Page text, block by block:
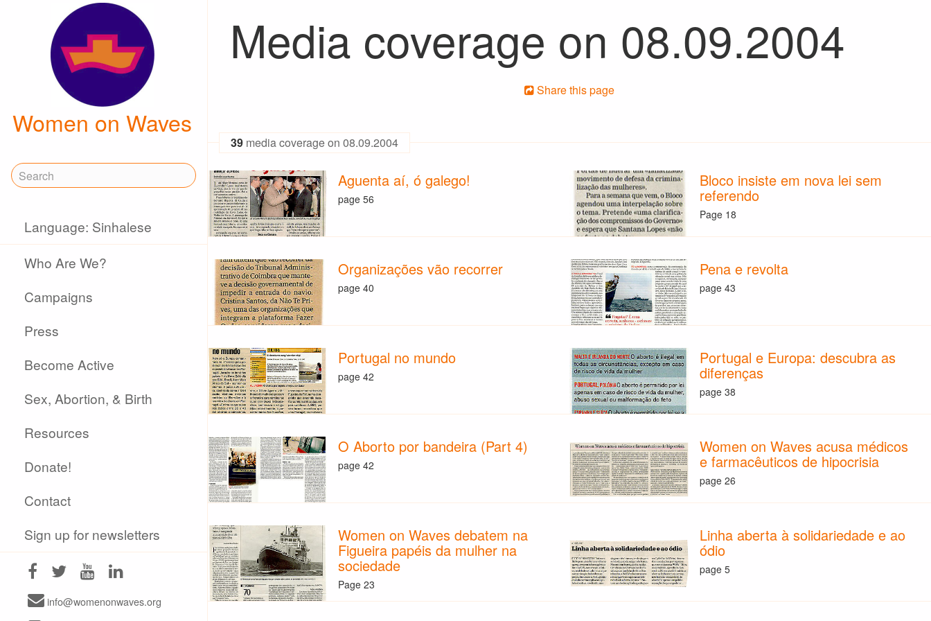
Women on Waves
Language: Sinhalese
Who Are We?
Campaigns
Press
Become Active
Sex, Abortion, & Birth
Resources
Donate!
Contact
Sign up for newsletters
info@womenonwaves.org
Media coverage on 08.09.2004
Share this page
39 media coverage on 08.09.2004
Aguenta aí, ó galego!
page 56
Bloco insiste em nova lei sem
referendo
Page 18
Organizações vão recorrer
page 40
Pena e revolta
page 43
Portugal no mundo
page 42
Portugal e Europa: descubra as
diferenças
page 38
O Aborto por bandeira (Part 4)
page 42
Women on Waves acusa médicos
e farmacêuticos de hipocrisia
page 26
Women on Waves debatem na
Figueira papéis da mulher na
sociedade
Page 23
Linha aberta à solidariedade e ao
ódio
page 5